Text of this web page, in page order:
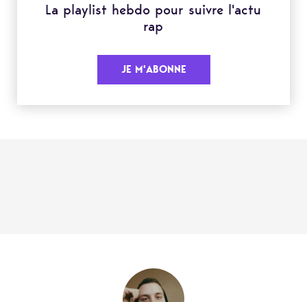
La playlist hebdo pour suivre l'actu
rap
JE M'ABONNE